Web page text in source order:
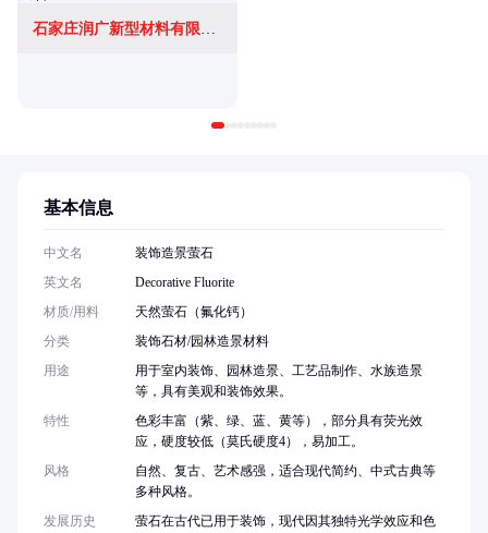
基本信息
中文名
装饰造景萤石
英文名
Decorative Fluorite
材质/用料
天然萤石（氟化钙）
分类
装饰石材/园林造景材料
用途
用于室内装饰、园林造景、工艺品制作、水族造景
等，具有美观和装饰效果。
特性
色彩丰富（紫、绿、蓝、黄等），部分具有荧光效
应，硬度较低（莫氏硬度4），易加工。
风格
自然、复古、艺术感强，适合现代简约、中式古典等
多种风格。
发展历史
萤石在古代已用于装饰，现代因其独特光学效应和色